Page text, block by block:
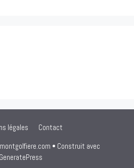
légales
Contact
• Construit avec
GeneratePress